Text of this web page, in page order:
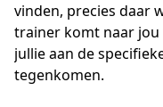
vinden, precies daar
trainer komt naar
jullie aan de
tegenkomen.